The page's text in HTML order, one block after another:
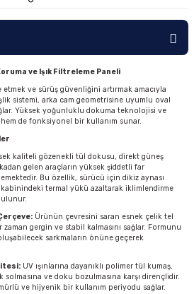
ve Işık Filtreleme Paneli
ve sürüş güvenliğini artırmak amacıyla
sistemi, arka cam geometrisine uyumlu oval
Yüksek yoğunluklu dokuma teknolojisi ve
de fonksiyonel bir kullanım sunar.
kaliteli gözenekli tül dokusu, direkt güneş
gelen araçların yüksek şiddetli far
Bu özellik, sürücü için dikiz aynası
termal yükü azaltarak iklimlendirme
Ürünün çevresini saran esnek çelik tel
gergin ve stabil kalmasını sağlar. Formunu
sarkmaların önüne geçerek
UV ışınlarına dayanıklı polimer tül kumaş,
ve doku bozulmasına karşı dirençlidir.
ve hijyenik bir kullanım periyodu sağlar.